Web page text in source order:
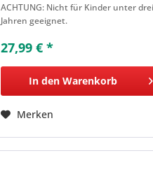
die Spielenden einen ökologisch
ausgeglichenen Lebensraum für
ACHTUNG: Nicht für Kinder unter drei
Jahren geeignet.
27,99 € *
In den Warenkorb
Merken